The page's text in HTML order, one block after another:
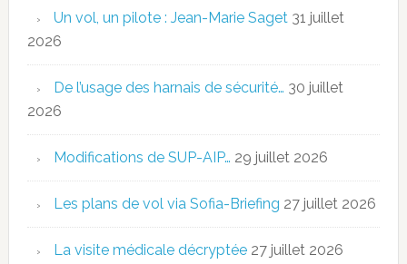
Un vol, un pilote : Jean-Marie Saget 31 juillet
2026
De l’usage des harnais de sécurité… 30 juillet
2026
Modifications de SUP-AIP… 29 juillet 2026
Les plans de vol via Sofia-Briefing 27 juillet 2026
La visite médicale décryptée 27 juillet 2026